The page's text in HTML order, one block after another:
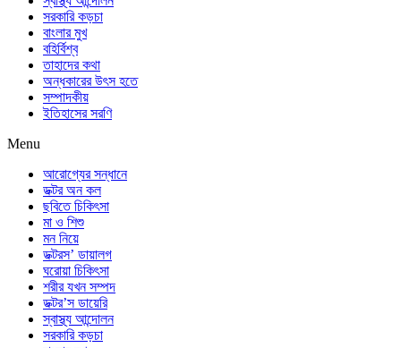
সরকারি কড়চা
বাংলার মুখ
বহির্বিশ্ব
তাহাদের কথা
অন্ধকারের উৎস হতে
সম্পাদকীয়
ইতিহাসের সরণি
Menu
আরোগ্যের সন্ধানে
ডক্টর অন কল
ছবিতে চিকিৎসা
মা ও শিশু
মন নিয়ে
ডক্টরস’ ডায়ালগ
ঘরোয়া চিকিৎসা
শরীর যখন সম্পদ
ডক্টর’স ডায়েরি
স্বাস্থ্য আন্দোলন
সরকারি কড়চা